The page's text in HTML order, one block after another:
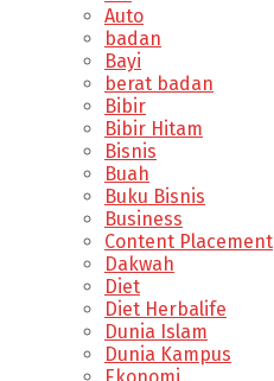
Auto
badan
Bayi
berat badan
Bibir
Bibir Hitam
Bisnis
Buah
Buku Bisnis
Business
Content Placement
Dakwah
Diet
Diet Herbalife
Dunia Islam
Dunia Kampus
Ekonomi